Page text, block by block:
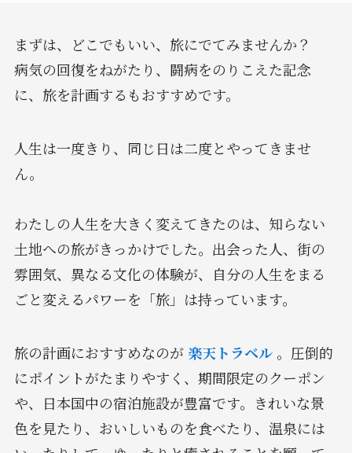
まずは、どこでもいい、旅にでてみませんか？
病気の回復をねがたり、闘病をのりこえた記念
に、旅を計画するもおすすめです。
人生は一度きり、同じ日は二度とやってきませ
ん。
わたしの人生を大きく変えてきたのは、知らない
土地への旅がきっかけでした。出会った人、街の
雰囲気、異なる文化の体験が、自分の人生をまる
ごと変えるパワーを「旅」は持っています。
旅の計画におすすめなのが 楽天トラベル。圧倒的
にポイントがたまりやすく、期間限定のクーポン
や、日本国中の宿泊施設が豊富です。きれいな景
色を見たり、おいしいものを食べたり、温泉には